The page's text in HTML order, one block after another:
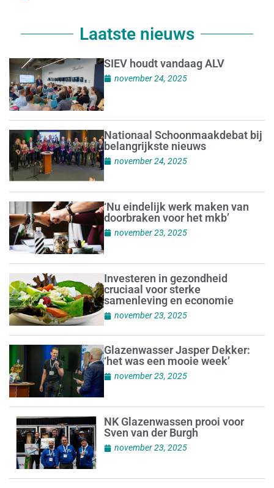
Laatste nieuws
SIEV houdt vandaag ALV
november 24, 2025
Nationaal Schoonmaakdebat bij
belangrijkste nieuws
november 24, 2025
‘Nu eindelijk werk maken van
doorbraken voor het mkb’
november 23, 2025
Investeren in gezondheid
cruciaal voor sterke
samenleving en economie
november 23, 2025
Glazenwasser Jasper Dekker:
‘het was een mooie week’
november 23, 2025
NK Glazenwassen prooi voor
Sven van der Burgh
november 23, 2025